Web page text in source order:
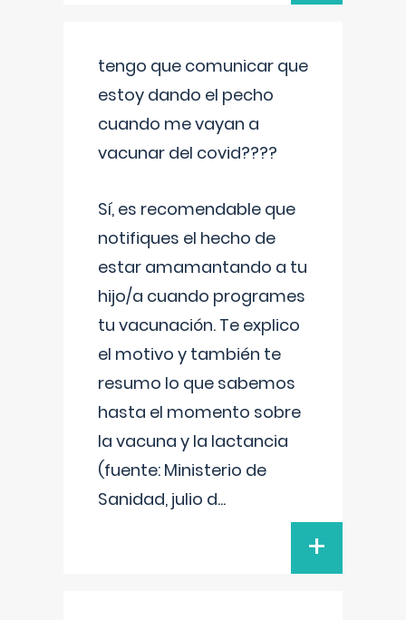
tengo que comunicar que
estoy dando el pecho
cuando me vayan a
vacunar del covid????
Sí, es recomendable que
notifiques el hecho de
estar amamantando a tu
hijo/a cuando programes
tu vacunación. Te explico
el motivo y también te
resumo lo que sabemos
hasta el momento sobre
la vacuna y la lactancia
(fuente: Ministerio de
Sanidad, julio d...
+